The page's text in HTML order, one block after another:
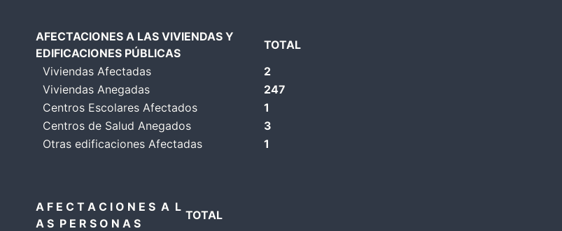
AFECTACIONES A LAS VIVIENDAS Y
EDIFICACIONES PÚBLICAS
TOTAL
Viviendas Afectadas
2
Viviendas Anegadas
247
Centros Escolares Afectados
1
Centros de Salud Anegados
3
Otras edificaciones Afectadas
1
A F E C T A C I O N E S A L
A S P E R S O N A S
TOTAL